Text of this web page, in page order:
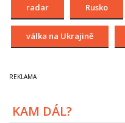
radar Rusko
válka na Ukrajině
KAM DÁL?